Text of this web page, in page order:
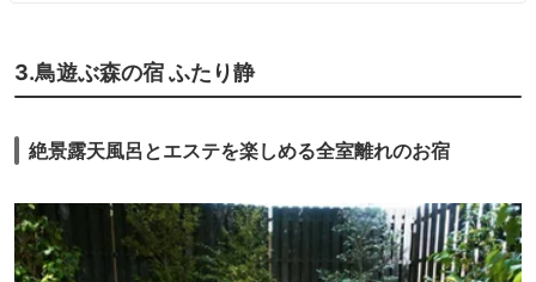
ルームなどに至るまで古いながらも新しく生まれ変わるものだと驚きまし
た。
大浴場も細々した施設は取り除いてシンプルに改修し、自慢の自噴する単
純硫黄泉の源泉掛け流しの乳白色のにごり湯は昔も今も変わらぬ躰も心も
今回はチェックイン前から先に入浴さえて頂き、たっぷり４回も楽しませ
て頂きました。
食事はリニューアルした３階・レストラン霧島ゆけむりテラスの９０種類
3.鳥遊ぶ森の宿 ふたり静
絶景露天風呂とエステを楽しめる全室離れのお宿